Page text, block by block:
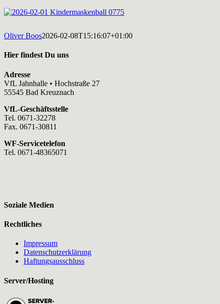
Oliver Boos2026-02-08T15:16:07+01:00
Hier findest Du uns
Adresse
VfL Jahnhalle • Hochstraße 27
55545 Bad Kreuznach
VfL-Geschäftsstelle
Tel. 0671-32278
Fax. 0671-30811
WF-Servicetelefon
Tel. 0671-48365071
Soziale Medien
Rechtliches
Impressum
Datenschutzerklärung
Haftungsausschluss
Server/Hosting